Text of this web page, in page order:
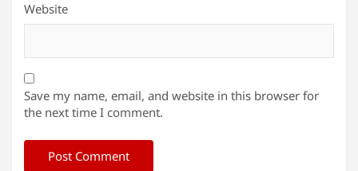
Website
Save my name, email, and website in this browser for
the next time I comment.